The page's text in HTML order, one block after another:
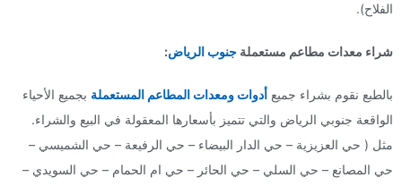
الفلاح).
شراء معدات مطاعم مستعملة جنوب الرياض:
بالطبع نقوم بشراء جميع أدوات ومعدات المطاعم المستعملة بجميع الأحياء
الواقعة جنوبي الرياض والتي تتميز بأسعارها المعقولة في البيع والشراء.
مثل ( حي العزيزية – حي الدار البيضاء – حي الرفيعة – حي الشميسي –
حي المصانع – حي السلي – حي الحائر – حي ام الحمام – حي السويدي –